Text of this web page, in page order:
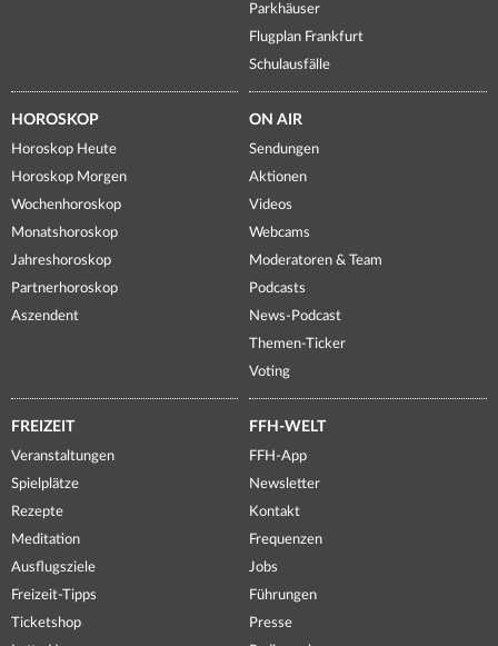
Parkhäuser
Flugplan Frankfurt
Schulausfälle
HOROSKOP
Horoskop Heute
Horoskop Morgen
Wochenhoroskop
Monatshoroskop
Jahreshoroskop
Partnerhoroskop
Aszendent
ON AIR
Sendungen
Aktionen
Videos
Webcams
Moderatoren & Team
Podcasts
News-Podcast
Themen-Ticker
Voting
FREIZEIT
Veranstaltungen
Spielplätze
Rezepte
Meditation
Ausflugsziele
Freizeit-Tipps
Ticketshop
FFH-WELT
FFH-App
Newsletter
Kontakt
Frequenzen
Jobs
Führungen
Presse